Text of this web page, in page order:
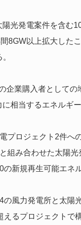
光発電案件を含む
8GW以上拡大した
企業購入者として
相当するエネルギー
プロジェクト2件へ
組み合わせた太陽
新規再生可能エネ
風力発電所と太陽
るプロジェクトで